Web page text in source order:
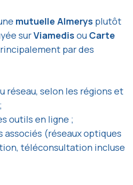
mutuelle Almerys plutôt
surViamedis ou Carte
par des
réseau, selon les régions et
outils en ligne ;
associés (réseaux optiques
téléconsultation incluse